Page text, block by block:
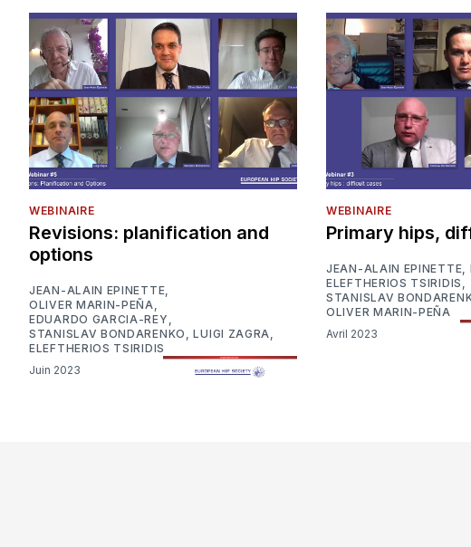
WEBINAIRE
Revisions: planification and
options
JEAN-ALAIN EPINETTE,
OLIVER MARIN-PEÑA,
EDUARDO GARCIA-REY ,
STANISLAV BONDARENKO ,LUIGI ZAGRA,
ELEFTHERIOS TSIRIDIS
Juin 2023
WEBINAIRE
Primary hips,
JEAN-ALAIN EPINETTE,
ELEFTHERIOS TSIRIDIS ,
STANISLAV
OLIVER MARIN-PEÑA
Avril 2023